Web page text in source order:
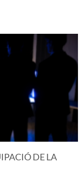
DE LA